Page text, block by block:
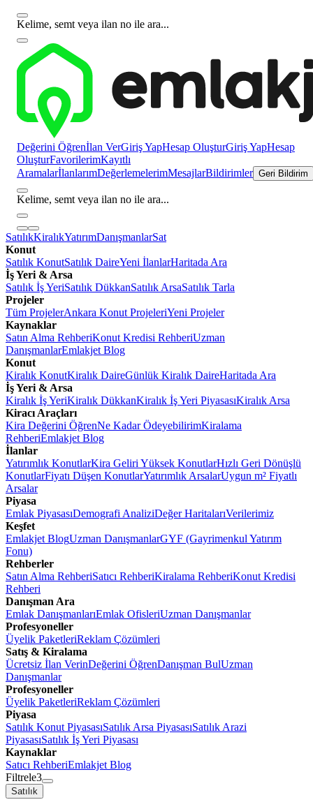
Kelime, semt veya ilan no ile ara...
Değerini Öğrenİlan VerGiriş YapHesap OluşturGiriş YapHesap
OluşturFavorilerimKayıtlı
AramalarİlanlarımDeğerlemelerimMesajlarBildirimler Geri Bildirim
Kelime, semt veya ilan no ile ara...
SatılıkKiralıkYatırımDanışmanlarSat
Konut
Satılık KonutSatılık DaireYeni İlanlarHaritada Ara
İş Yeri & Arsa
Satılık İş YeriSatılık DükkanSatılık ArsaSatılık Tarla
Projeler
Tüm ProjelerAnkara Konut ProjeleriYeni Projeler
Kaynaklar
Satın Alma RehberiKonut Kredisi RehberiUzman
DanışmanlarEmlakjet Blog
Konut
Kiralık KonutKiralık DaireGünlük Kiralık DaireHaritada Ara
İş Yeri & Arsa
Kiralık İş YeriKiralık DükkanKiralık İş Yeri PiyasasıKiralık Arsa
Kiracı Araçları
Kira Değerini ÖğrenNe Kadar ÖdeyebilirimKiralama
RehberiEmlakjet Blog
İlanlar
Yatırımlık KonutlarKira Geliri Yüksek KonutlarHızlı Geri Dönüşlü
KonutlarFiyatı Düşen KonutlarYatırımlık ArsalarUygun m² Fiyatlı
Arsalar
Piyasa
Emlak PiyasasıDemografi AnaliziDeğer HaritalarıVerilerimiz
Keşfet
Emlakjet BlogUzman DanışmanlarGYF (Gayrimenkul Yatırım
Fonu)
Rehberler
Satın Alma RehberiSatıcı RehberiKiralama RehberiKonut Kredisi
Rehberi
Danışman Ara
Emlak DanışmanlarıEmlak OfisleriUzman Danışmanlar
Profesyoneller
Üyelik PaketleriReklam Çözümleri
Satış & Kiralama
Ücretsiz İlan VerinDeğerini ÖğrenDanışman BulUzman
Danışmanlar
Profesyoneller
Üyelik PaketleriReklam Çözümleri
Piyasa
Satılık Konut PiyasasıSatılık Arsa PiyasasıSatılık Arazi
PiyasasıSatılık İş Yeri Piyasası
Kaynaklar
Satıcı RehberiEmlakjet Blog
Filtrele3
Satılık